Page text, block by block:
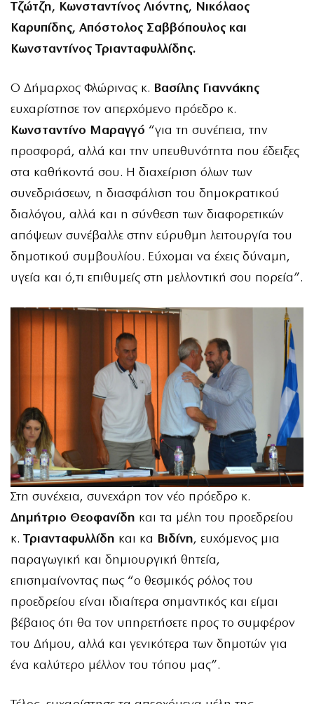
Τζώτζη, Κωνσταντίνος Λιόντης, Νικόλαος
Καρυπίδης, Απόστολος Σαββόπουλος και
Κωνσταντίνος Τριανταφυλλίδης.
Ο Δήμαρχος Φλώρινας κ. Βασίλης Γιαννάκης
ευχαρίστησε τον απερχόμενο πρόεδρο κ.
Κωνσταντίνο Μαραγγό “για τη συνέπεια, την
προσφορά, αλλά και την υπευθυνότητα που έδειξες
στα καθήκοντά σου. Η διαχείριση όλων των
συνεδριάσεων, η διασφάλιση του δημοκρατικού
διαλόγου, αλλά και η σύνθεση των διαφορετικών
απόψεων συνέβαλλε στην εύρυθμη λειτουργία του
δημοτικού συμβουλίου. Εύχομαι να έχεις δύναμη,
υγεία και ό,τι επιθυμείς στη μελλοντική σου πορεία”.
Στη συνέχεια, συνεχάρη τον νέο πρόεδρο κ.
Δημήτριο Θεοφανίδη και τα μέλη του προεδρείου
κ. Τριανταφυλλίδη και κα Βιδίνη, ευχόμενος μια
παραγωγική και δημιουργική θητεία,
επισημαίνοντας πως “ο θεσμικός ρόλος του
προεδρείου είναι ιδιαίτερα σημαντικός και είμαι
βέβαιος ότι θα τον υπηρετήσετε προς το συμφέρον
του Δήμου, αλλά και γενικότερα των δημοτών για
ένα καλύτερο μέλλον του τόπου μας”.